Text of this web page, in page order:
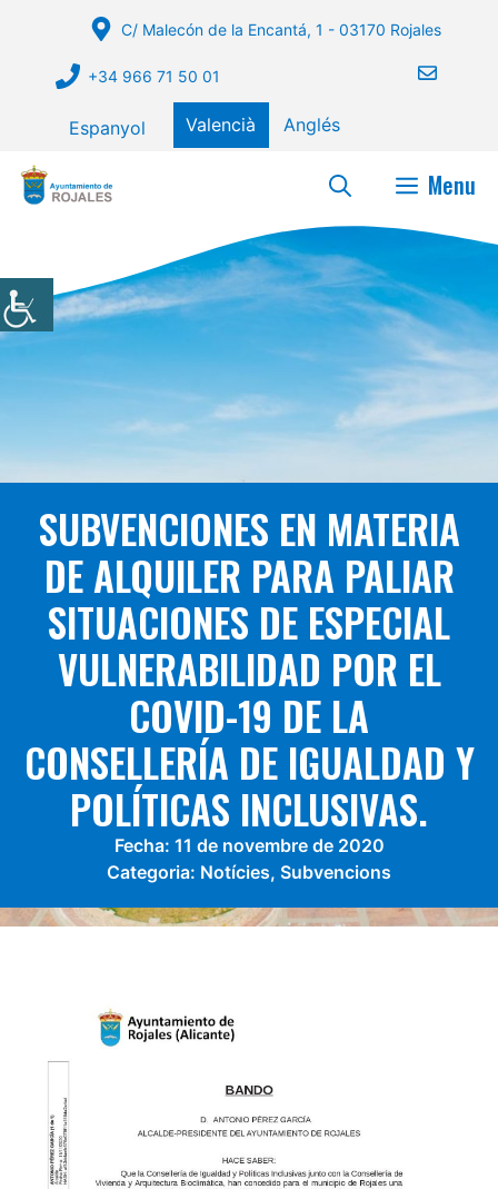
contingut
C/ Malecón de la Encantá, 1 - 03170 Rojales
+34 966 71 50 01
Espanyol Valencià Anglés
Menu
SUBVENCIONES EN MATERIA
DE ALQUILER PARA PALIAR
SITUACIONES DE ESPECIAL
VULNERABILIDAD POR EL
COVID-19 DE LA
CONSELLERÍA DE IGUALDAD Y
POLÍTICAS INCLUSIVAS.
Fecha: 11 de novembre de 2020
Categoria: Notícies, Subvencions